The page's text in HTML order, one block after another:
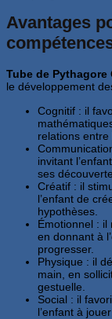
Avantages
Tube de Pythagore
le développement
Cognitif : il
relations entre
invitant
ses
Créatif : il
l’enfant de
hypothèses.
Émotionnel : il
en donnant à
progresser.
Physique : il
main, en
gestuelle.
Social : il
l’enfant à